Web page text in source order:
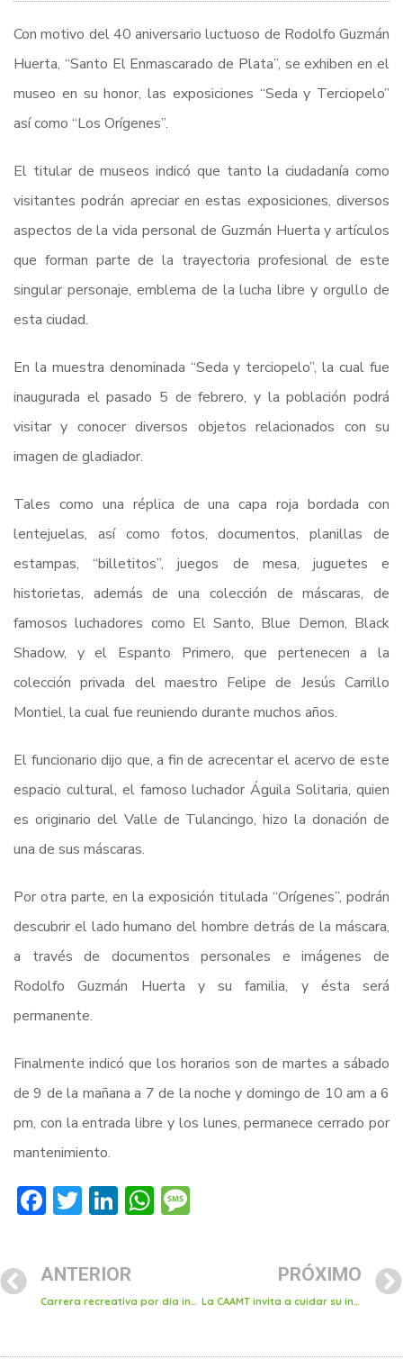
Con motivo del 40 aniversario luctuoso de Rodolfo Guzmán
Huerta, “Santo El Enmascarado de Plata”, se exhiben en el
museo en su honor, las exposiciones “Seda y Terciopelo”
así como “Los Orígenes”.
El titular de museos indicó que tanto la ciudadanía como
visitantes podrán apreciar en estas exposiciones, diversos
aspectos de la vida personal de Guzmán Huerta y artículos
que forman parte de la trayectoria profesional de este
singular personaje, emblema de la lucha libre y orgullo de
esta ciudad.
En la muestra denominada “Seda y terciopelo”, la cual fue
inaugurada el pasado 5 de febrero, y la población podrá
visitar y conocer diversos objetos relacionados con su
imagen de gladiador.
Tales como una réplica de una capa roja bordada con
lentejuelas, así como fotos, documentos, planillas de
estampas, “billetitos”, juegos de mesa, juguetes e
historietas, además de una colección de máscaras, de
famosos luchadores como El Santo, Blue Demon, Black
Shadow, y el Espanto Primero, que pertenecen a la
colección privada del maestro Felipe de Jesús Carrillo
Montiel, la cual fue reuniendo durante muchos años.
El funcionario dijo que, a fin de acrecentar el acervo de este
espacio cultural, el famoso luchador Águila Solitaria, quien
es originario del Valle de Tulancingo, hizo la donación de
una de sus máscaras.
Por otra parte, en la exposición titulada “Orígenes”, podrán
descubrir el lado humano del hombre detrás de la máscara,
a través de documentos personales e imágenes de
Rodolfo Guzmán Huerta y su familia, y ésta será
permanente.
Finalmente indicó que los horarios son de martes a sábado
de 9 de la mañana a 7 de la noche y domingo de 10 am a 6
pm, con la entrada libre y los lunes, permanece cerrado por
mantenimiento.
Facebook
Twitter
LinkedIn
WhatsApp
ANTERIOR
Carrera recreativa por día internacional la mujer en Tulancingo
PRÓXIMO
La CAAMT invita a cuidar su infraestructura hidráulica, especialmente sus medidores